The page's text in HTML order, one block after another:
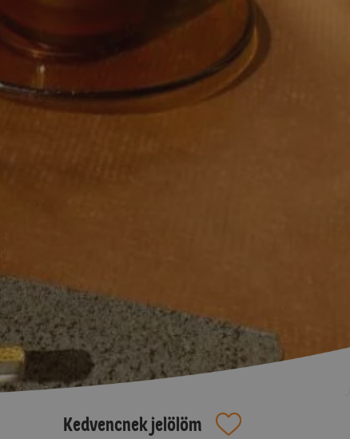
Kedvencnek jelölöm